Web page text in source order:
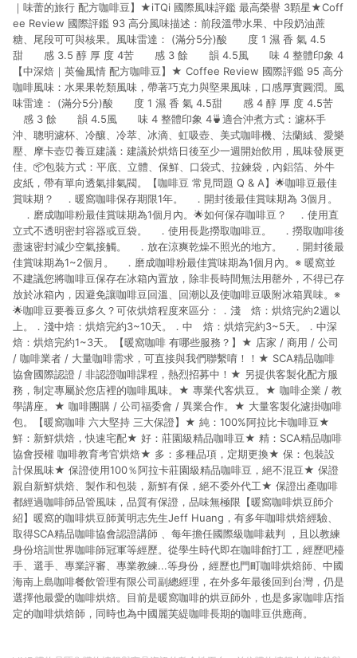
｜味蕾的旅行 配方咖啡豆】★iTQi 國際風味評鑑 最高榮譽 3顆星★Coff
ee Review 國際評鑑 93 高分風味描述：前段溫帶水果、中段奶油蔗
糖、尾段可可與核果。風味雷達： (滿分5分)酸 度 1 濕 香 氣 4.5
甜 感 3.5 醇 厚 度 4苦 感 3 餘 韻 4.5風 味 4 整體印象 4
【中深焙｜英倫風情 配方咖啡豆】★ Coffee Review 國際評鑑 95 高分
咖啡風味：水果果乾類風味，帶著巧克力與堅果風味，口感厚實圓潤。風
味雷達： (滿分5分)酸 度 1 濕 香 氣 4.5甜 感 4 醇 厚 度 4.5苦
感 3 餘 韻 4.5風 味 4 整體印象 4🍵適合沖煮方式：濾杯手
沖、聰明濾杯、冷釀、冷萃、冰滴、虹吸壺、美式咖啡機、法蘭絨、愛樂
壓、摩卡壺⏰養豆建議：建議於烘焙日後至少一週開始飲用，風味發展更
佳。📦包裝方式：平底、立體、保鮮、口袋式、拉鍊袋，內鋁箔、外牛
皮紙，帶有單向透氣排氣閥。【咖啡豆 常見問題 Q & A】🌟咖啡豆最佳
賞味期？ ．暖窩咖啡保存期限1年。 ．開封後最佳賞味期為 3個月。
．磨成咖啡粉最佳賞味期為1個月內。🌟如何保存咖啡豆？ ．使用直
立式不透明密封容器或豆袋。 ．使用長匙撈取咖啡豆。 ．撈取咖啡後
盡速密封減少空氣接觸。 ．放在涼爽乾燥不照光的地方。 ．開封後最
佳賞味期為1~2個月。 ．磨成咖啡粉最佳賞味期為1個月內。※ 暖窩並
不建議您將咖啡豆保存在冰箱內置放，除非長時間無法用罄外，不得已存
放於冰箱內，因避免讓咖啡豆回溫、回潮以及使咖啡豆吸附冰箱異味。※
🌟咖啡豆要養豆多久？可依烘焙程度來區分：．淺 焙：烘焙完約2週以
上。．淺中焙：烘焙完約3~10天。．中 焙：烘焙完約3~5天。．中深
焙：烘焙完約1~3天。【暖窩咖啡 有哪些服務？】★ 店家 / 商用 / 公司
/ 咖啡業者 / 大量咖啡需求，可直接與我們聯繫唷！！★ SCA精品咖啡
協會國際認證 / 非認證咖啡課程，熱烈招募中！★ 另提供客製化配方服
務，制定專屬於您店裡的咖啡風味。★ 專業代客烘豆。★ 咖啡企業 / 教
學講座。★ 咖啡團購 / 公司福委會 / 異業合作。★ 大量客製化濾掛咖啡
包。【暖窩咖啡 六大堅持 三大保證】★ 純：100%阿拉比卡咖啡豆★
鮮：新鮮烘焙，快速宅配★ 好：莊園級精品咖啡豆★ 精：SCA精品咖啡
協會授權 咖啡教育考官烘焙★ 多：多種品項，定期更換★ 保：包裝設
計保風味★ 保證使用100％阿拉卡莊園級精品咖啡豆，絕不混豆★ 保證
親自新鮮烘焙、製作和包裝，新鮮有保，絕不委外代工★ 保證出產咖啡
都經過咖啡師品管風味，品質有保證，品味無極限【暖窩咖啡烘豆師介
紹】暖窩的咖啡烘豆師黃明志先生Jeff Huang，有多年咖啡烘焙經驗、
取得SCA精品咖啡協會認證講師 、每年擔任國際級咖啡裁判 ，且以教練
身份培訓世界咖啡師冠軍等經歷。從學生時代即在咖啡館打工，經歷吧檯
手、選手、專業評審、專業教練...等身份，經歷也門町咖啡烘焙師、中國
海南上島咖啡餐飲管理有限公司副總經理，在外多年最後回到台灣，仍是
選擇他最愛的咖啡烘焙。目前是暖窩咖啡的烘豆師外，也是多家咖啡店指
定的咖啡烘焙師，同時也為中國麗芙緹咖啡長期的咖啡豆供應商。